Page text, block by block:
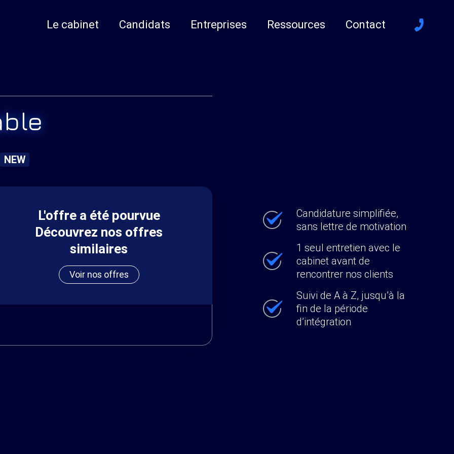
Le cabinet Candidats Entreprises Ressources Contact
NEW
L'offre a été pourvue
Découvrez nos offres
similaires
Voir nos offres
Candidature simplifiée,
sans lettre de motivation
1 seul entretien avec le
cabinet avant de
rencontrer nos clients
Suivi de A à Z, jusqu’à la
fin de la période
d’intégration